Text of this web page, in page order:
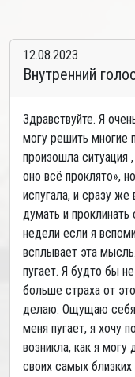
12.08.2023
Внутренний
Здравствуйте. Я
могу решить
произошла ситуация
оно всё проклято»,
испугала, и сразу же
думать и
недели если я
всплывает эта
пугает. Я будто бы
больше страха от
делаю. Ощущаю
меня пугает, я хочу
возникла, как я
своих самых